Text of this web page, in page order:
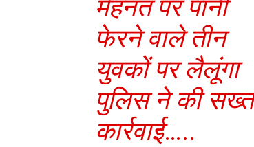
मेहनत पर पानी
फेरने वाले तीन
युवकों पर लैलूंगा
पुलिस ने की सख्त
कार्रवाई…..